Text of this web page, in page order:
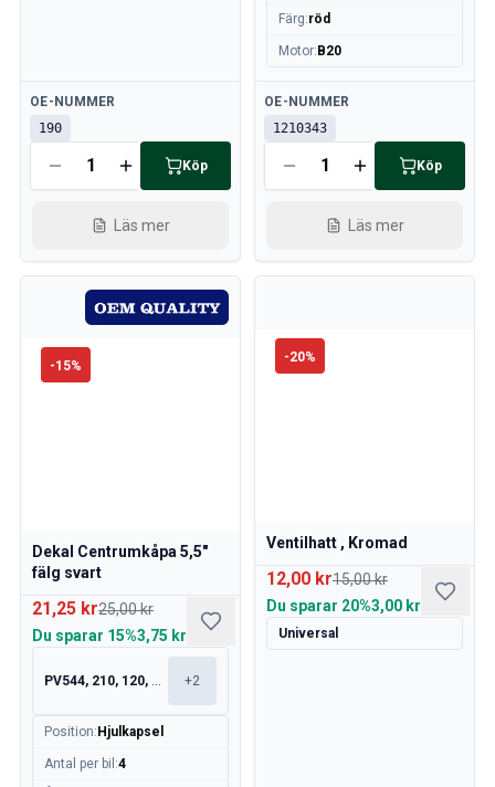
Tillgänglig
OE-NUMMER
190
Köp
Läs mer
Färg:röd
Motor: B20
Tillgänglig
OE-NUMMER
1210343
Köp
Läs mer
-15%
Dekal Centrumkåpa 5,5"
fälg svart
21,25 kr25,00 kr
Du sparar 15%3,75 kr
PV544, 210, 120, 130 +2
Position: Hjulkapsel
Antal per bil :4
-20%
Ventilhatt , Kromad
12,00 kr15,00 kr
Du sparar 20%3,00 kr
Universal